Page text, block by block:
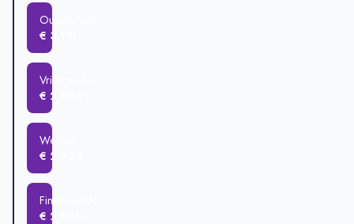
Finsterwolde
Oudeschans
€ 3.118
Vriescheloo
€ 2.982
Wedde
€ 2.924
Finsterwolde
€ 2.886